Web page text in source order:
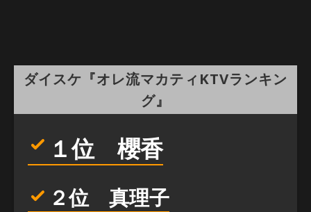
ダイスケ『オレ流マカティKTVランキン
グ』
１位 櫻香
２位 真理子